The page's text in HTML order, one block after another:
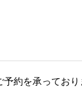
予約を承っており